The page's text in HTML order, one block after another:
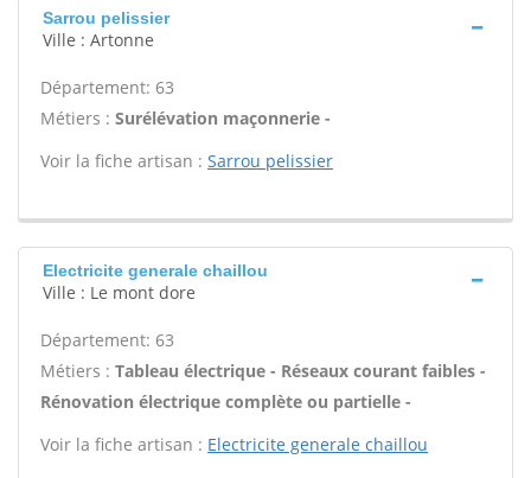
Sarrou pelissier
Ville : Artonne
Département: 63
Métiers : Surélévation maçonnerie -
Voir la fiche artisan : Sarrou pelissier
Electricite generale chaillou
Ville : Le mont dore
Département: 63
Métiers : Tableau électrique - Réseaux courant faibles -
Rénovation électrique complète ou partielle -
Voir la fiche artisan : Electricite generale chaillou